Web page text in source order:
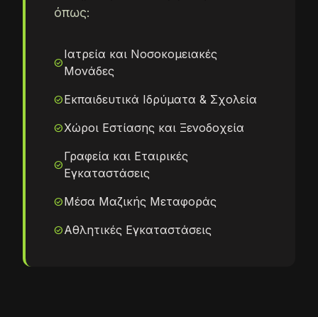
όπως:
check_circle
Ιατρεία και Νοσοκομειακές
Μονάδες
check_circleΕκπαιδευτικά Ιδρύματα & Σχολεία
check_circleΧώροι Εστίασης και Ξενοδοχεία
check_circle
Γραφεία και Εταιρικές
Εγκαταστάσεις
check_circleΜέσα Μαζικής Μεταφοράς
check_circleΑθλητικές Εγκαταστάσεις